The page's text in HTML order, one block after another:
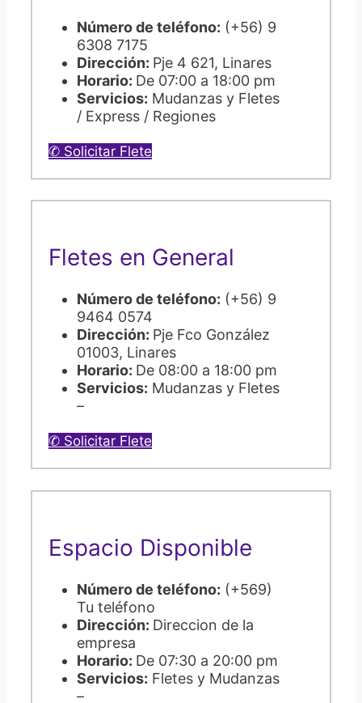
Número de teléfono: (+56) 9
6308 7175
Dirección: Pje 4 621, Linares
Horario: De 07:00 a 18:00 pm
Servicios: Mudanzas y Fletes
/ Express / Regiones
✆ Solicitar Flete
Fletes en General
Número de teléfono: (+56) 9
9464 0574
Dirección: Pje Fco González
01003, Linares
Horario: De 08:00 a 18:00 pm
Servicios: Mudanzas y Fletes
–
✆ Solicitar Flete
Espacio Disponible
Número de teléfono: (+569)
Tu teléfono
Dirección: Direccion de la
empresa
Horario: De 07:30 a 20:00 pm
Servicios: Fletes y Mudanzas
–